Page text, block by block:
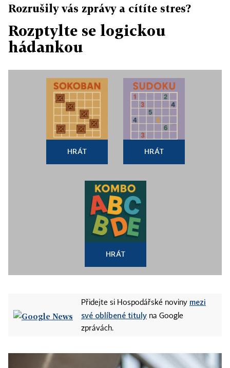
Rozrušily vás zprávy a cítíte stres?
Rozptylte se logickou
hádankou
HRÁT HRÁT
HRÁT
Přidejte si Hospodářské noviny mezi
své oblíbené tituly na Google
zprávách.